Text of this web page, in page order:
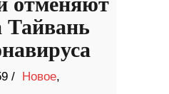
Тайвань
/ Новое,